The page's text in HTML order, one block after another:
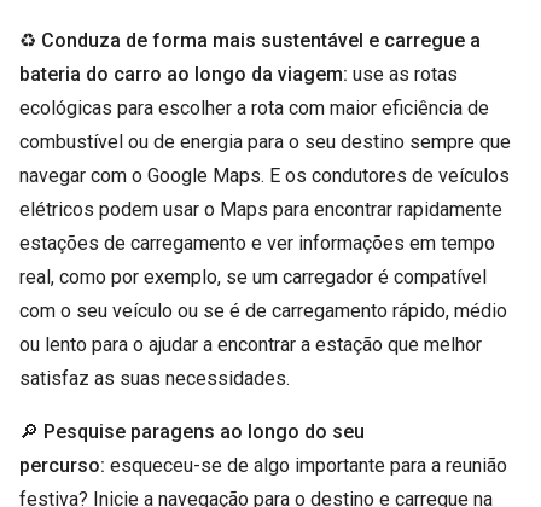
♻️ Conduza de forma mais sustentável e carregue a
bateria do carro ao longo da viagem: use as rotas
ecológicas para escolher a rota com maior eficiência de
combustível ou de energia para o seu destino sempre que
navegar com o Google Maps. E os condutores de veículos
elétricos podem usar o Maps para encontrar rapidamente
estações de carregamento e ver informações em tempo
real, como por exemplo, se um carregador é compatível
com o seu veículo ou se é de carregamento rápido, médio
ou lento para o ajudar a encontrar a estação que melhor
satisfaz as suas necessidades.
🔎 Pesquise paragens ao longo do seu
percurso: esqueceu-se de algo importante para a reunião
festiva? Inicie a navegação para o destino e carregue na